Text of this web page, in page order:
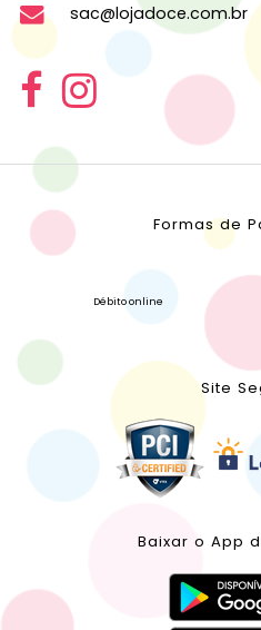
sac@lojadoce.com.br
Formas de
Débito online
Site
Baixar o App